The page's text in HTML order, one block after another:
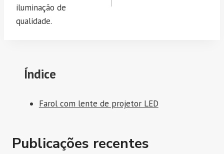
iluminação de
qualidade.
Índice
Farol com lente de projetor LED
Publicações recentes